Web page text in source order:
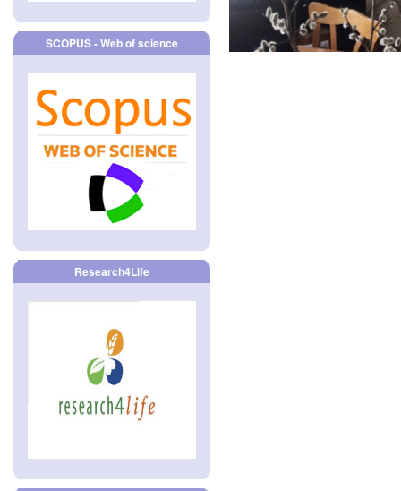
SCOPUS - Web of science
Research4Life